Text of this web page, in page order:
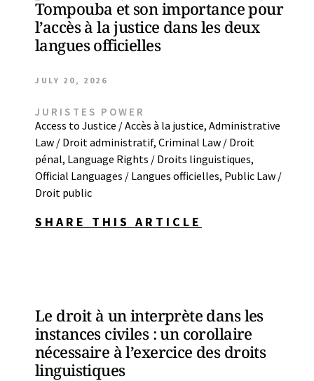
Tompouba et son importance pour
l’accès à la justice dans les deux
langues officielles
JULY 20, 2026
JURISTES POWER
Access to Justice / Accès à la justice, Administrative
Law / Droit administratif, Criminal Law / Droit
pénal, Language Rights / Droits linguistiques,
Official Languages / Langues officielles, Public Law /
Droit public
SHARE THIS ARTICLE
Le droit à un interprète dans les
instances civiles : un corollaire
nécessaire à l’exercice des droits
linguistiques